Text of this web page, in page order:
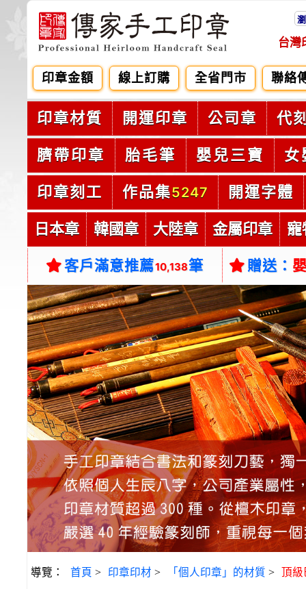
台灣
印章金額 線上訂購 全省門市 聯絡
印章材質 開運印章 公司章 代
臍帶印章 胎毛筆 嬰兒三寶 女
印章刻工 作品集5247 開運字體
日本章 韓國章 大陸章 金屬印章 寵
客戶滿意推薦10,138筆 贈送：
導覽： 首頁 > 印章印材 > 「個人印章」的材質 > 頂